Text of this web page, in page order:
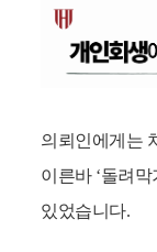
의뢰인에게는
이른바 ‘돌려
있었습니다.